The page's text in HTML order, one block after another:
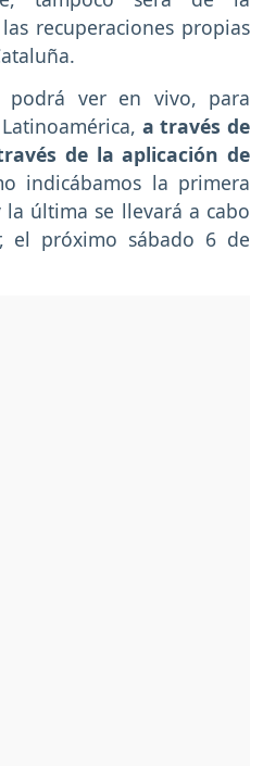
recuperaciones propias
podrá ver en vivo, para
a través de
de la aplicación de
indicábamos la primera
la última se llevará a cabo
el próximo sábado 6 de